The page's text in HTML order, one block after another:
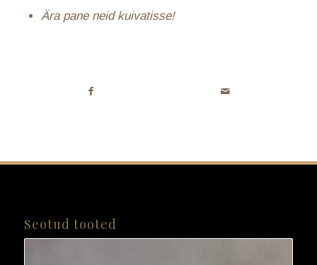
Ära pane neid kuivatisse!
Seotud tooted